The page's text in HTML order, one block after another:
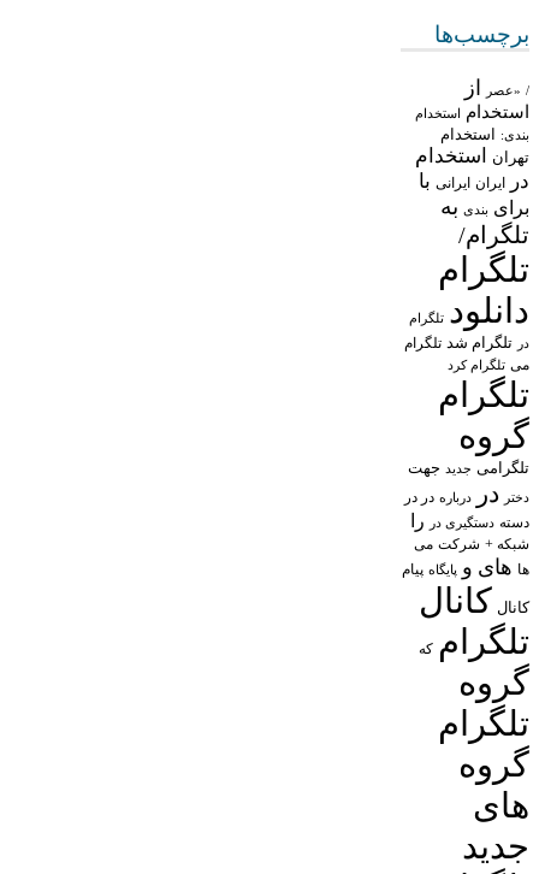
برچسب‌ها
/ «عصر از
استخدام استخدام
بندی: استخدام
تهران
استخدام
در
ایران ایرانی با
برای بندی به
تلگرام/
تلگرام
دانلود تلگرام
در تلگرام شد تلگرام
می تلگرام کرد
تلگرام
گروه
تلگرامی جدید جهت
دختر در درباره در در
دسته دستگیری در را
شبکه + شرکت می
ها های و پایگاه پیام
کانال کانال
تلگرام که
گروه
تلگرام
گروه
های
جدید